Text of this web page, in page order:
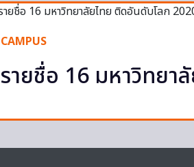
CAMPUS
รายชื่อ 16 มหาวิทยา